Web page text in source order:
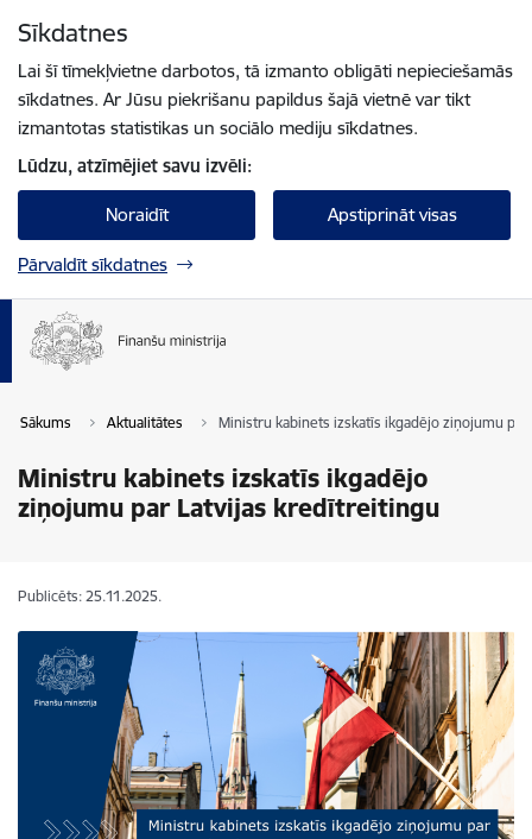
Sīkdatnes
Lai šī tīmekļvietne darbotos, tā izmanto obligāti nepieciešamās
sīkdatnes. Ar Jūsu piekrišanu papildus šajā vietnē var tikt
izmantotas statistikas un sociālo mediju sīkdatnes.
Lūdzu, atzīmējiet savu izvēli:
Noraidīt Apstiprināt visas
Pārvaldīt sīkdatnes
Sākums Aktualitātes Ministru kabinets izskatīs ikgadējo ziņojumu
Ministru kabinets izskatīs ikgadējo
ziņojumu par Latvijas kredītreitingu
Publicēts: 25.11.2025.